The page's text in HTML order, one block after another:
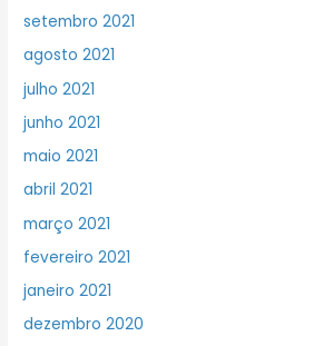
setembro 2021
agosto 2021
julho 2021
junho 2021
maio 2021
abril 2021
março 2021
fevereiro 2021
janeiro 2021
dezembro 2020